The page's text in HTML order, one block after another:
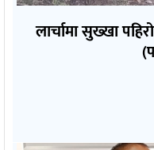
लार्चामा सुख्खा